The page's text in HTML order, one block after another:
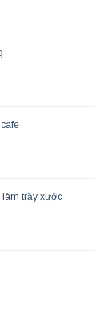
làm trầy xước